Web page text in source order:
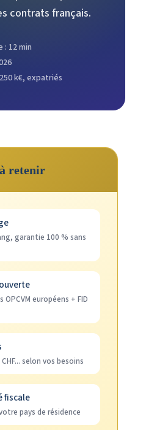
contrats français.
12 min
k€, expatriés
retenir
garantie 100 % sans
OPCVM européens + FID
CHF... selon vos besoins
fiscale
pays de résidence